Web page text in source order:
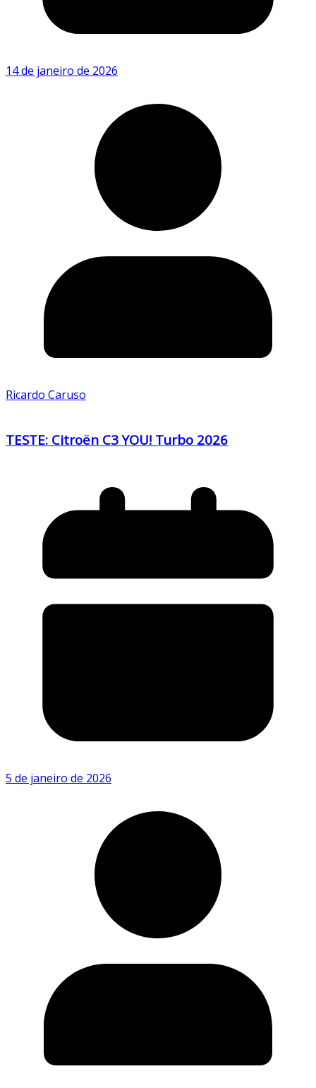
14 de janeiro de 2026
Ricardo Caruso
TESTE: Citroën C3 YOU! Turbo 2026
5 de janeiro de 2026